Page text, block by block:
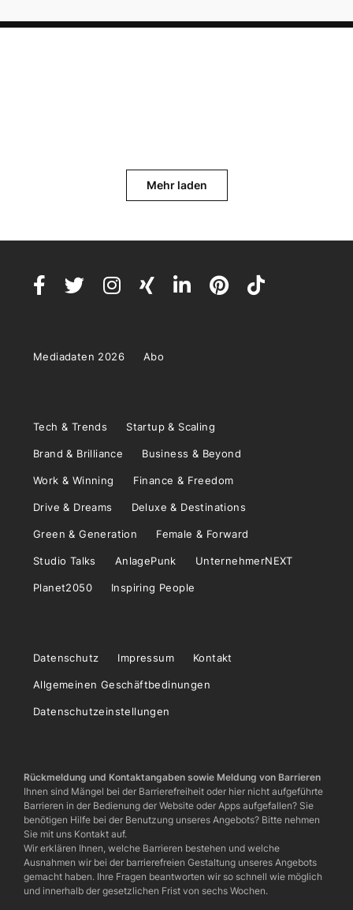
Mehr laden
Mediadaten 2026 Abo
Tech & Trends Startup & Scaling
Brand & Brilliance Business & Beyond
Work & Winning Finance & Freedom
Drive & Dreams Deluxe & Destinations
Green & Generation Female & Forward
Studio Talks AnlagePunk UnternehmerNEXT
Planet2050 Inspiring People
Datenschutz Impressum Kontakt
Allgemeinen Geschäftbedinungen
Datenschutzeinstellungen
Rückmeldung und Kontaktangaben sowie Meldung von Barrieren
Ihnen sind Mängel bei der Barrierefreiheit oder hier nicht aufgeführte
Barrieren in der Bedienung der Website oder Apps aufgefallen? Sie
benötigen Hilfe bei der Benutzung unseres Angebots? Bitte nehmen
Sie mit uns Kontakt auf.
Wir erklären Ihnen, welche Barrieren bestehen und welche
Ausnahmen wir bei der barrierefreien Gestaltung unseres Angebots
gemacht haben. Ihre Fragen beantworten wir so schnell wie möglich
und innerhalb der gesetzlichen Frist von sechs Wochen.